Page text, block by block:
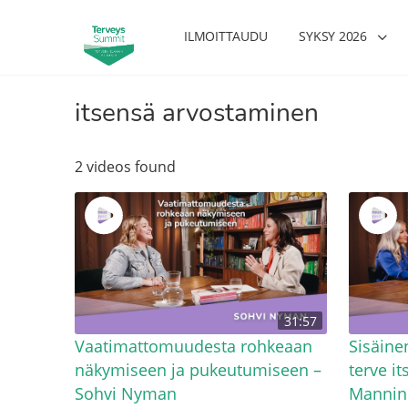
ILMOITTAUDU SYKSY 2026
itsensä arvostaminen
2 videos found
31:57
Vaatimattomuudesta rohkeaan
näkymiseen ja pukeutumiseen –
Sohvi Nyman
terve
on naisen tärkein
– Kaisa Jaakkola
Verisuonet priimakuntoon –
tuet verenkiertoa ruuan voimalla
Hanna Voutilainen